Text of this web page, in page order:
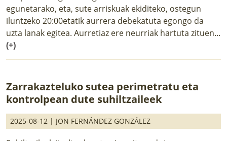
egunetarako, eta, sute arriskuak ekiditeko, ostegun
iluntzeko 20:00etatik aurrera debekatuta egongo da
uzta lanak egitea. Aurretiaz ere neurriak hartuta zituen...
(+)
Zarrakazteluko sutea perimetratu eta
kontrolpean dute suhiltzaileek
2025-08-12 | JON FERNÁNDEZ GONZÁLEZ